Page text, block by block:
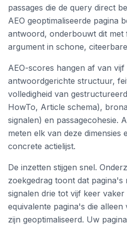
passages die de query direct
AEO geoptimaliseerde pagina
antwoord, onderbouwt dit met
argument in schone,
AEO-scores hangen af van vijf
antwoordgerichte structuur,
volledigheid van
HowTo, Article schema),
signalen) en passagecohesie.
meten elk van deze dimensies
concrete actielijst.
De inzetten stijgen snel.
zoekgedrag toont dat pagina's
signalen drie tot vijf keer
equivalente pagina's die alleen
zijn geoptimaliseerd. Uw